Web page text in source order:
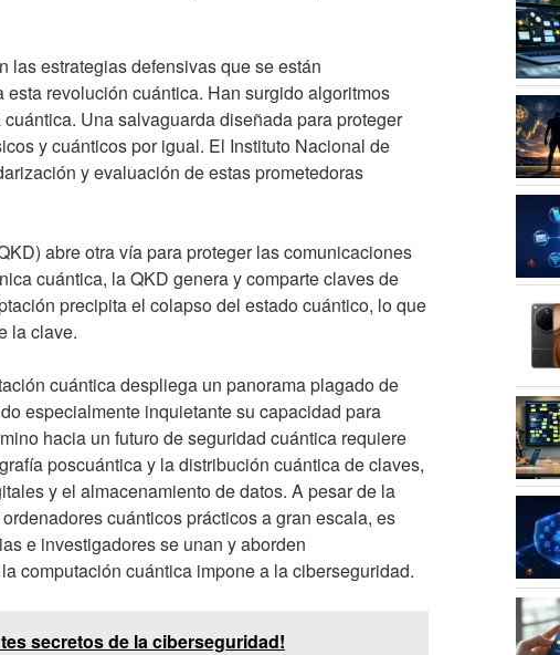
las estrategias defensivas que se están
revolución cuántica. Han surgido algoritmos
Una salvaguarda diseñada para proteger
y cuánticos por igual. El Instituto Nacional de
y evaluación de estas prometedoras
abre otra vía para proteger las comunicaciones
cuántica, la QKD genera y comparte claves de
precipita el colapso del estado cuántico, lo que
la clave.
cuántica despliega un panorama plagado de
especialmente inquietante su capacidad para
hacia un futuro de seguridad cuántica requiere
poscuántica y la distribución cuántica de claves,
y el almacenamiento de datos. A pesar de la
cuánticos prácticos a gran escala, es
e investigadores se unan y aborden
computación cuántica impone a la ciberseguridad.
secretos de la ciberseguridad!